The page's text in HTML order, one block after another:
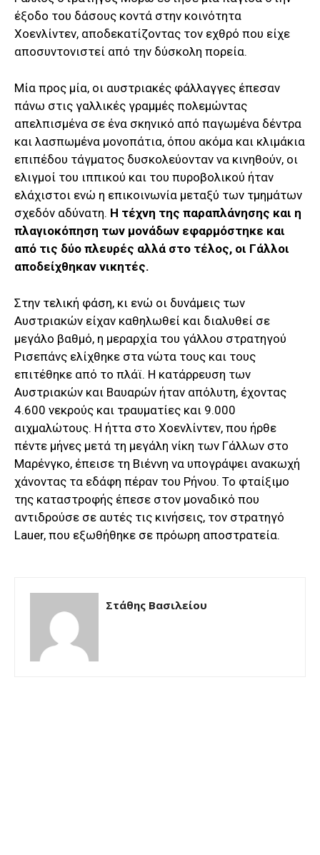
έξοδο του δάσους κοντά στην κοινότητα
Χοενλίντεν, αποδεκατίζοντας τον εχθρό που είχε
αποσυντονιστεί από την δύσκολη πορεία.
Μία προς μία, οι αυστριακές φάλλαγγες έπεσαν
πάνω στις γαλλικές γραμμές πολεμώντας
απελπισμένα σε ένα σκηνικό από παγωμένα δέντρα
και λασπωμένα μονοπάτια, όπου ακόμα και κλιμάκια
επιπέδου τάγματος δυσκολεύονταν να κινηθούν, οι
ελιγμοί του ιππικού και του πυροβολικού ήταν
ελάχιστοι ενώ η επικοινωνία μεταξύ των τμημάτων
σχεδόν αδύνατη. Η τέχνη της παραπλάνησης και η
πλαγιοκόπηση των μονάδων εφαρμόστηκε και
από τις δύο πλευρές αλλά στο τέλος, οι Γάλλοι
αποδείχθηκαν νικητές.
Στην τελική φάση, κι ενώ οι δυνάμεις των
Αυστριακών είχαν καθηλωθεί και διαλυθεί σε
μεγάλο βαθμό, η μεραρχία του γάλλου στρατηγού
Ρισεπάνς ελίχθηκε στα νώτα τους και τους
επιτέθηκε από το πλάϊ. Η κατάρρευση των
Αυστριακών και Βαυαρών ήταν απόλυτη, έχοντας
4.600 νεκρούς και τραυματίες και 9.000
αιχμαλώτους. Η ήττα στο Χοενλίντεν, που ήρθε
πέντε μήνες μετά τη μεγάλη νίκη των Γάλλων στο
Μαρένγκο, έπεισε τη Βιέννη να υπογράψει ανακωχή
χάνοντας τα εδάφη πέραν του Ρήνου. Το φταίξιμο
της καταστροφής έπεσε στον μοναδικό που
αντιδρούσε σε αυτές τις κινήσεις, τον στρατηγό
Lauer, που εξωθήθηκε σε πρόωρη αποστρατεία.
Στάθης Βασιλείου